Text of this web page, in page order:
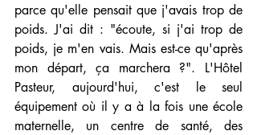
parce qu'elle pensait que j'avais trop de
poids. J'ai dit : "écoute, si j'ai trop de
poids, je m'en vais. Mais est-ce qu'après
mon départ, ça marchera ?". L'Hôtel
Pasteur, aujourd'hui, c'est le seul
équipement où il y a à la fois une école
maternelle, un centre de santé, des